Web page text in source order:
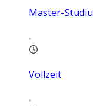
Master-
Vollzeit